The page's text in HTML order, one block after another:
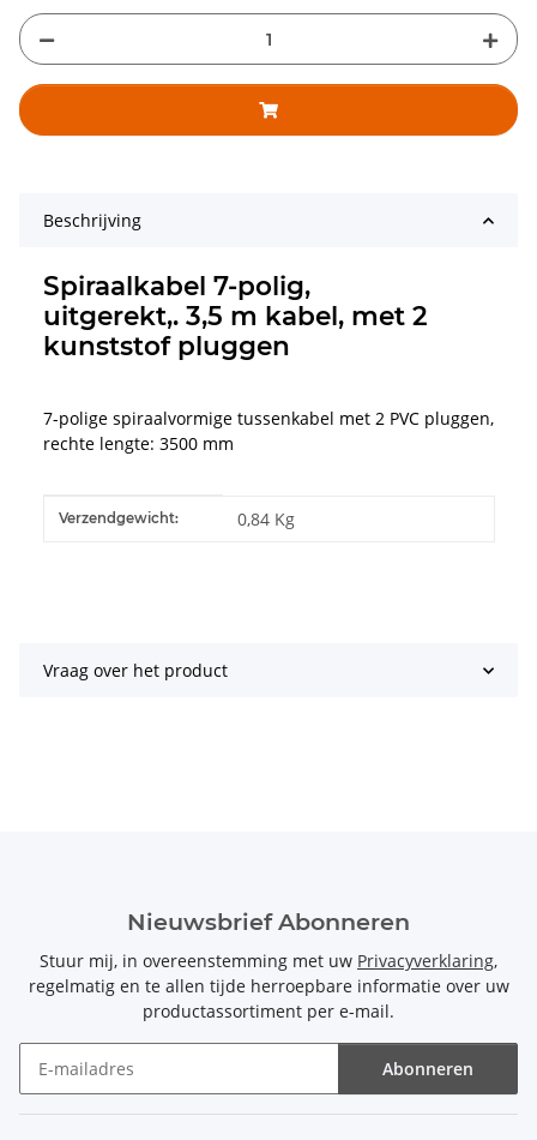
Beschrijving
Spiraalkabel 7-polig,
uitgerekt,. 3,5 m kabel, met 2
kunststof pluggen
7-polige spiraalvormige tussenkabel met 2 PVC pluggen,
rechte lengte: 3500 mm
#productDetails.itemInformation#
#productDetails.itemValue#
Verzendgewicht: 0,84 Kg
Vraag over het product
Nieuwsbrief Abonneren
Stuur mij, in overeenstemming met uw Privacyverklaring,
regelmatig en te allen tijde herroepbare informatie over uw
productassortiment per e-mail.
Abonneren